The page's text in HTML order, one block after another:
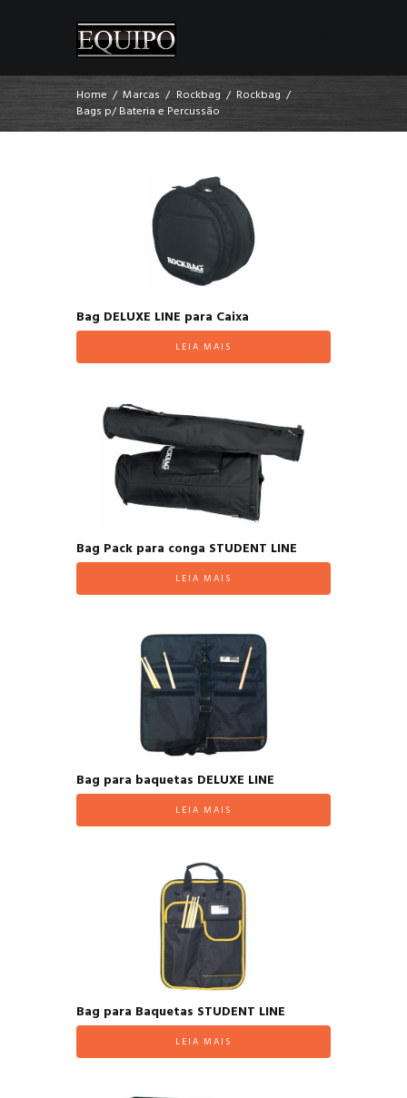
Home Marcas Rockbag
Rockbag
Bags p/ Bateria e Percussão
Bag DELUXE LINE para Caixa
LEIA MAIS
Bag Pack para conga STUDENT LINE
LEIA MAIS
Bag para baquetas DELUXE LINE
LEIA MAIS
Bag para Baquetas STUDENT LINE
LEIA MAIS